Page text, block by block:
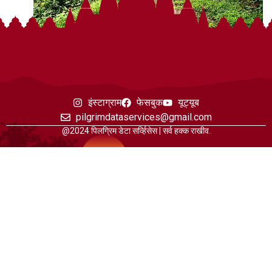
इंस्टाग्राम फेसबुक
यूट्यूब
pilgrimdataservices@gmail.com
@2024 पिलग्रिम डेटा सर्व्हिसेस | सर्व हक्क राखीव.